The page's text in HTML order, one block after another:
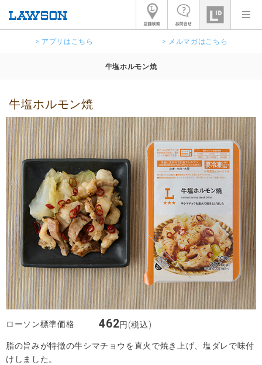
> アプリはこちら > メルマガはこちら
牛塩ホルモン焼
牛塩ホルモン焼
ローソン標準価格 462円(税込)
脂の旨みが特徴の牛シマチョウを直火で焼き上げ、塩ダレで味付
けしました。